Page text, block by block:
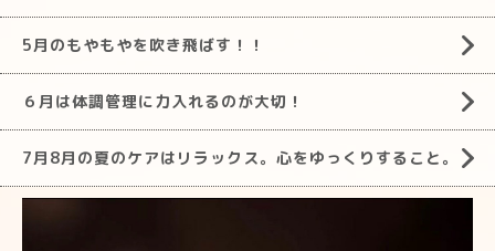
5月のもやもやを吹き飛ばす！！
６月は体調管理に力入れるのが大切！
7月8月の夏のケアはリラックス。心をゆっくりすること。